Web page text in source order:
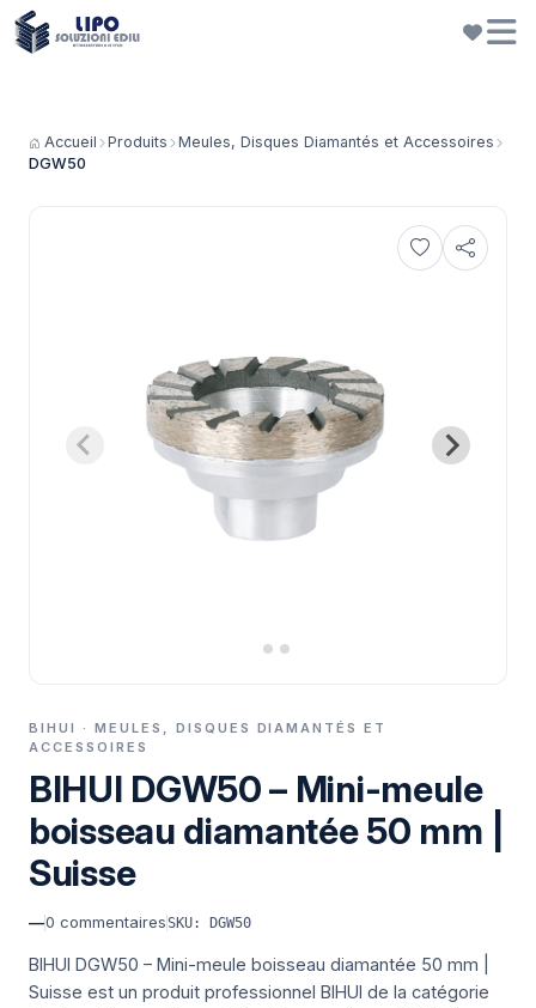
Accueil Produits
Meules, Disques Diamantés et Accessoires
DGW50
BIHUI · MEULES, DISQUES DIAMANTÉS ET
ACCESSOIRES
BIHUI DGW50 – Mini-meule
boisseau diamantée 50 mm |
Suisse
—0 commentairesSKU: DGW50
BIHUI DGW50 – Mini-meule boisseau diamantée 50 mm |
Suisse est un produit professionnel BIHUI de la catégorie